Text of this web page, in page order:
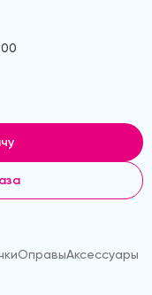
ОправыАксессуары